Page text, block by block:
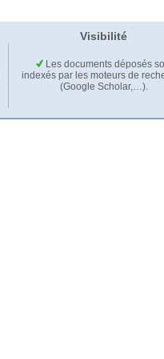
Visibilité
Les documents déposés
indexés par les moteurs de
(Google Scholar,…).